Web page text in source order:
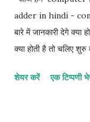
adder in hindi -
बारे में जानकारी देगे
क्या होती है तो
hindi:- half adder
शेयर करें एक टिप्पणी